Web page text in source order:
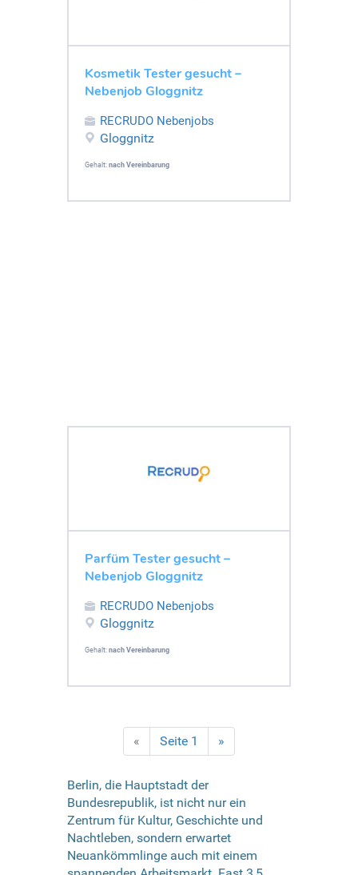
Kosmetik Tester gesucht –
Nebenjob Gloggnitz
RECRUDO Nebenjobs
Gloggnitz
Gehalt: nach Vereinbarung
Parfüm Tester gesucht –
Nebenjob Gloggnitz
RECRUDO Nebenjobs
Gloggnitz
Gehalt: nach Vereinbarung
« Seite 1 »
Berlin, die Hauptstadt der
Bundesrepublik, ist nicht nur ein
Zentrum für Kultur, Geschichte und
Nachtleben, sondern erwartet
Neuankömmlinge auch mit einem